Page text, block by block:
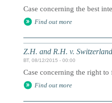
Case concerning the best
Find out more
Z.H. and R.H. v. Switzerland
ВТ, 08/12/2015 - 00:00
Case concerning the right
Find out more